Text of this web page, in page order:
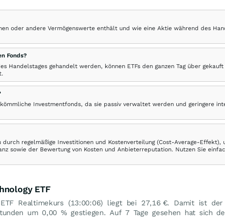
oder andere Vermögenswerte enthält und wie eine Aktie während des
Fonds?
Handelstages gehandelt werden, können ETFs den ganzen Tag über
Investmentfonds, da sie passiv verwaltet werden und geringere
regelmäßige Investitionen und Kostenverteilung (Cost-Average-Effekt),
sowie der Bewertung von Kosten und Anbieterreputation. Nutzen Sie
ETF
Realtimekurs (13:00:06) liegt bei 27,16 €. Damit ist der
um 0,00 %gestiegen. Auf 7 Tage gesehen hat sich